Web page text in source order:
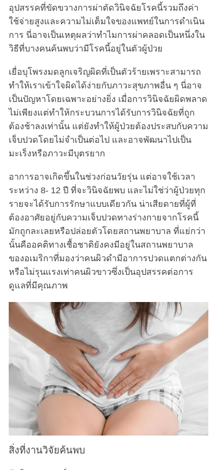
อุปสรรคที่ขัดขวางการผ่าตัดวินิจฉัยโรคนี้รวมถึงค่า
ใช้จ่ายสูงและความไม่เต็มใจของแพทย์ในการดำเนิน
การ นี่อาจเป็นเหตุผลว่าทำไมการผ่าคลอดเป็นหนึ่งใน
วิธีที่บางคนค้นพบว่ามีโรคนี้อยู่ในตัวผู้ป่วย
เยื่อบุโพรงมดลูกเจริญผิดที่เป็นตัวร้ายเพราะสามารถ
ทำให้เราเข้าใจผิดได้ง่ายกับภาวะสุขภาพอื่น ๆ นี่อาจ
เป็นปัญหาโดยเฉพาะอย่างยิ่ง เมื่อการวินิจฉัยผิดพลาด
ไม่เพียงแต่ทำให้กระบวนการได้รับการวินิจฉัยที่ถูก
ต้องช้าลงเท่านั้น แต่ยังทำให้ผู้ป่วยต้องประสบกับความ
เจ็บปวดโดยไม่จำเป็นต่อไป และอาจพัฒนาไปเป็น
มะเร็งหรือภาวะมีบุตรยาก
อาการอาจเกิดขึ้นในช่วงก่อนวัยรุ่น แต่อาจใช้เวลา
ระหว่าง 8- 12 ปี ที่จะวินิจฉัยพบ และไม่ใช่ว่าผู้ป่วยทุก
รายจะได้รับการรักษาแบบเดียวกัน น่าเสียดายที่ผู้ที่
ต้องอาศัยอยู่กับความเจ็บปวดทางร่างกายจากโรคนี้
มักถูกละเลยหรือปล่อยตัวโดยสถานพยาบาล ที่แย่กว่า
นั้นคืออคติทางเชื้อชาติยังคงมีอยู่ในสถานพยาบาล
ของอเมริกาที่มองว่าคนผิวดำมีอาการปวดแตกต่างกัน
หรือไม่รุนแรงเท่าคนผิวขาวซึ่งเป็นอุปสรรคต่อการ
ดูแลที่มีคุณภาพ
สิ่งที่งานวิจัยค้นพบ